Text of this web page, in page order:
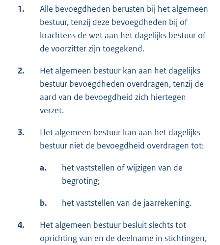
1.
Alle bevoegdheden berusten bij het algemeen
bestuur, tenzij deze bevoegdheden bij of
krachtens de wet aan het dagelijks bestuur of
de voorzitter zijn toegekend.
2.
Het algemeen bestuur kan aan het dagelijks
bestuur bevoegdheden overdragen, tenzij de
aard van de bevoegdheid zich hiertegen
verzet.
3.
Het algemeen bestuur kan aan het dagelijks
bestuur niet de bevoegdheid overdragen tot:
a.
het vaststellen of wijzigen van de
begroting;
b. het vaststellen van de jaarrekening.
4.
Het algemeen bestuur besluit slechts tot
oprichting van en de deelname in stichtingen,